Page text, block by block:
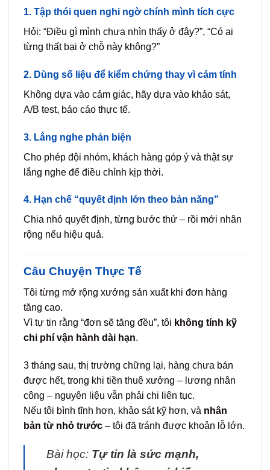
1. Tập thói quen nghi ngờ chính mình tích cực
Hỏi: “Điều gì mình chưa nhìn thấy ở đây?”, “Có ai
từng thất bại ở chỗ này không?”
2. Dùng số liệu để kiểm chứng thay vì cảm tính
Không dựa vào cảm giác, hãy dựa vào khảo sát,
A/B test, báo cáo thực tế.
3. Lắng nghe phản biện
Cho phép đội nhóm, khách hàng góp ý và thật sự
lắng nghe để điều chỉnh kịp thời.
4. Hạn chế “quyết định lớn theo bản năng”
Chia nhỏ quyết định, từng bước thử – rồi mới nhân
rộng nếu hiệu quả.
Câu Chuyện Thực Tế
Tôi từng mở rộng xưởng sản xuất khi đơn hàng
tăng cao.
Vì tự tin rằng “đơn sẽ tăng đều”, tôi không tính kỹ
chi phí vận hành dài hạn.
3 tháng sau, thị trường chững lại, hàng chưa bán
được hết, trong khi tiền thuê xưởng – lương nhân
công – nguyên liệu vẫn phải chi liên tục.
Nếu tôi bình tĩnh hơn, khảo sát kỹ hơn, và nhân
bản từ nhỏ trước – tôi đã tránh được khoản lỗ lớn.
Bài học: Tự tin là sức mạnh,